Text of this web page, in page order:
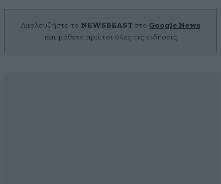
Ακολουθήστε το NEWSBEAST στο Google News
και μάθετε πρώτοι όλες τις ειδήσεις